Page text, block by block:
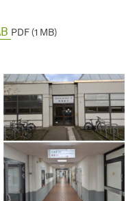
PDF (1 MB)